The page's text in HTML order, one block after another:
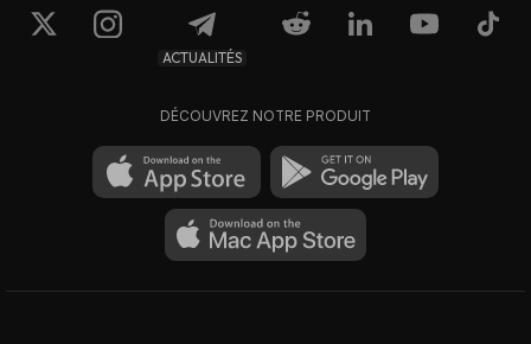
ACTUALITÉS
DÉCOUVREZ NOTRE PRODUIT